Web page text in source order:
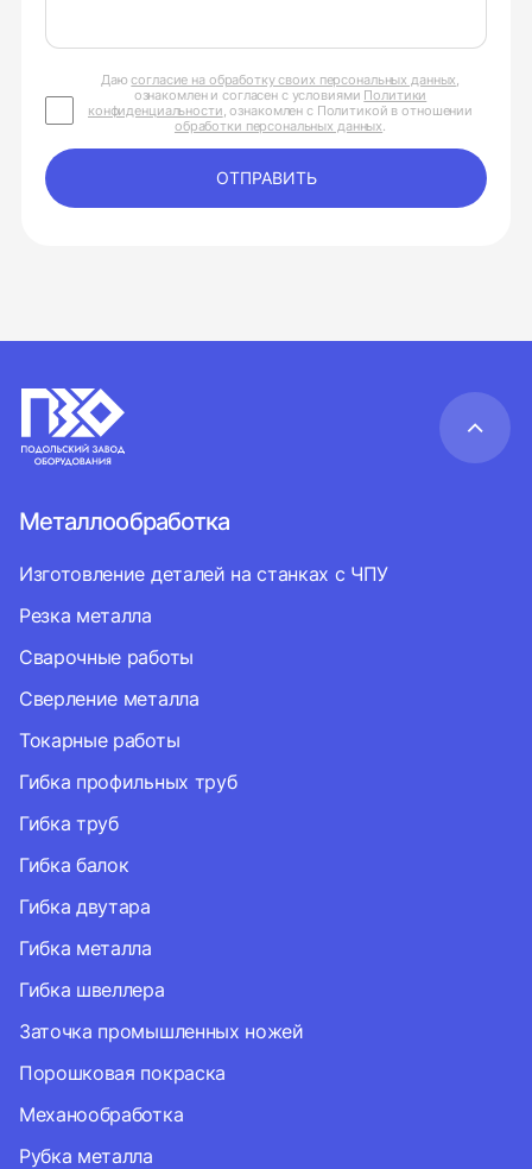
Даюсогласие на обработку своих персональных данных,
ознакомлен и согласен с условиями Политики
конфиденциальности, ознакомлен с Политикой в отношении
обработки персональных данных.
ОТПРАВИТЬ
Металлообработка
Изготовление деталей на станках с ЧПУ
Резка металла
Сварочные работы
Сверление металла
Токарные работы
Гибка профильных труб
Гибка труб
Гибка балок
Гибка двутара
Гибка металла
Гибка швеллера
Заточка промышленных ножей
Порошковая покраска
Механообработка
Рубка металла